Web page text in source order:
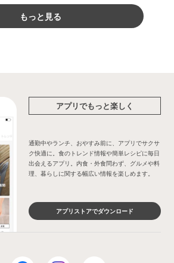
もっと見る
アプリでもっと楽しく
通勤中やランチ、おやすみ前に、アプリでサクサ
ク快適に。食のトレンド情報や簡単レシピに毎日
出会えるアプリ。内食・外食問わず、グルメや料
理、暮らしに関する幅広い情報を楽しめます。
アプリストアでダウンロード